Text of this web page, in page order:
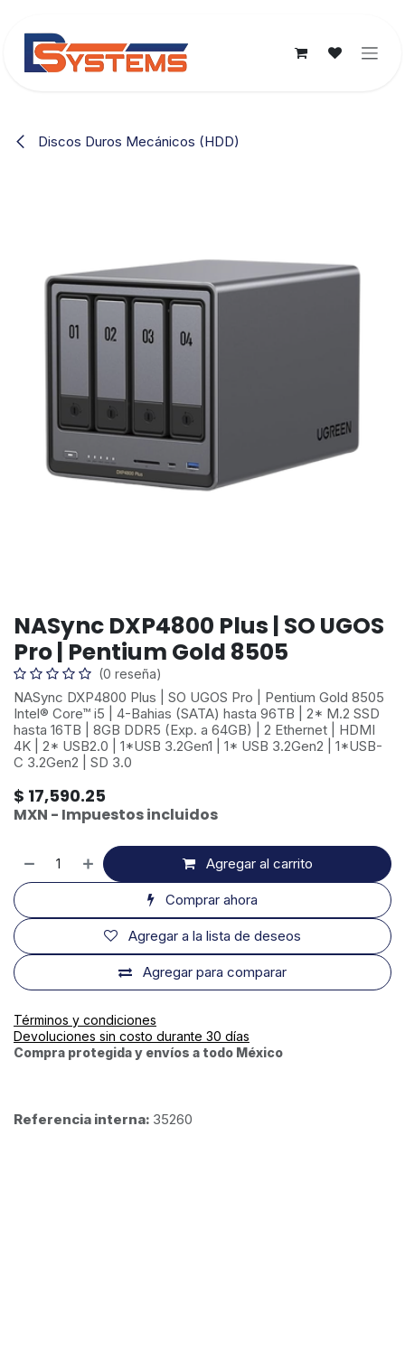
Discos Duros Mecánicos (HDD)
NASync DXP4800 Plus | SO UGOS
Pro | Pentium Gold 8505
(0 reseña)
NASync DXP4800 Plus | SO UGOS Pro | Pentium Gold 8505
Intel® Core™ i5 | 4-Bahias (SATA) hasta 96TB | 2* M.2 SSD
hasta 16TB | 8GB DDR5 (Exp. a 64GB) | 2 Ethernet | HDMI
4K | 2* USB2.0 | 1*USB 3.2Gen1 | 1* USB 3.2Gen2 | 1*USB-
C 3.2Gen2 | SD 3.0
$ 17,590.25
MXN - Impuestos incluidos
Agregar al carrito
Comprar ahora
Agregar para comparar
Agregar a la lista de deseos
Términos y condiciones
Devoluciones sin costo durante 30 días
Compra protegida y envíos a todo México
Referencia interna: 35260